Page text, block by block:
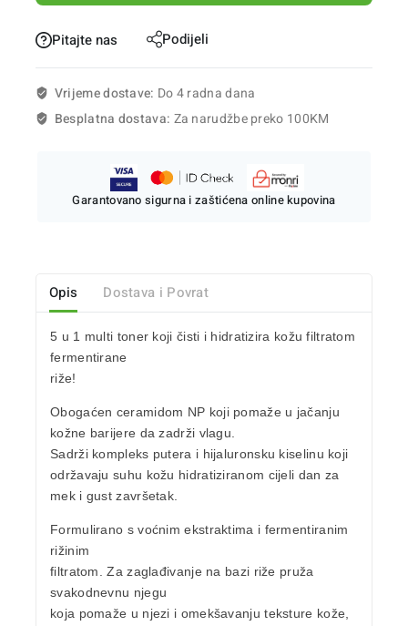
Pitajte nas Podijeli
Vrijeme dostave: Do 4 radna dana
Besplatna dostava: Za narudžbe preko 100KM
Garantovano sigurna i zaštićena online kupovina
Opis Dostava i Povrat
5 u 1 multi toner koji čisti i hidratizira kožu filtratom
fermentirane
riže!
Obogaćen ceramidom NP koji pomaže u jačanju
kožne barijere da zadrži vlagu.
Sadrži kompleks putera i hijaluronsku kiselinu koji
održavaju suhu kožu hidratiziranom cijeli dan za
mek i gust završetak.
Formulirano s voćnim ekstraktima i fermentiranim
rižinim
filtratom. Za zaglađivanje na bazi riže pruža
svakodnevnu njegu
koja pomaže u njezi i omekšavanju teksture kože,